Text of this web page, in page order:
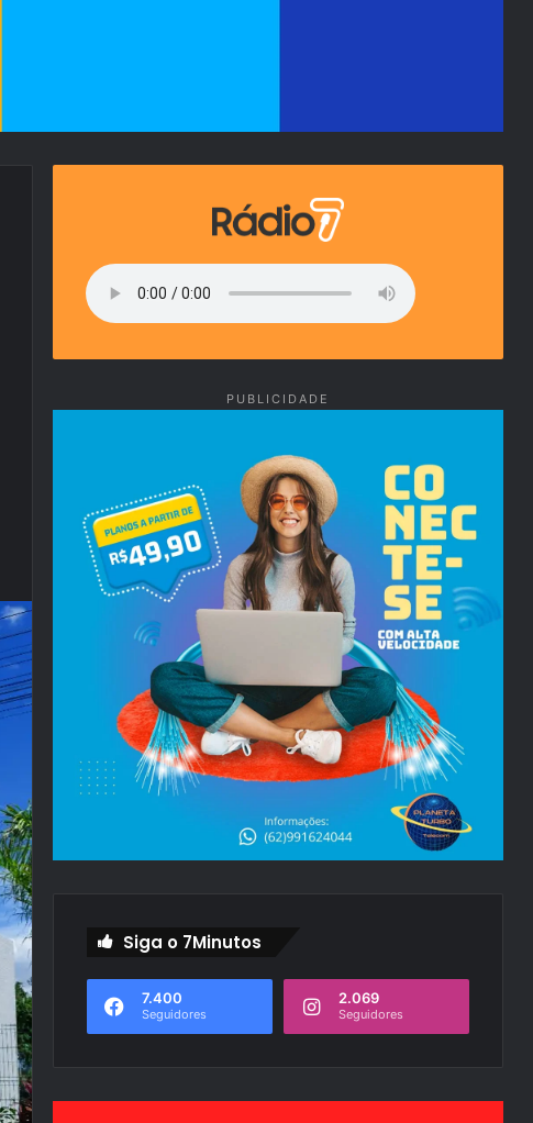
PUBLICIDADE
Siga o 7Minutos
7.400
Seguidores
2.069
Seguidores